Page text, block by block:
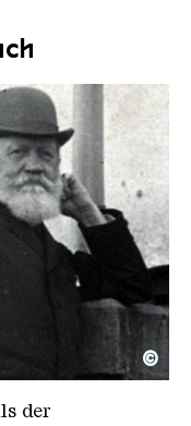
Hütte |
©
der